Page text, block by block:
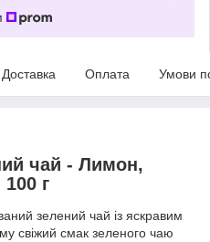
Доставка Оплата Умови
чай - Лимон,
г
зелений чай із яскравим
свіжий смак зеленого чаю